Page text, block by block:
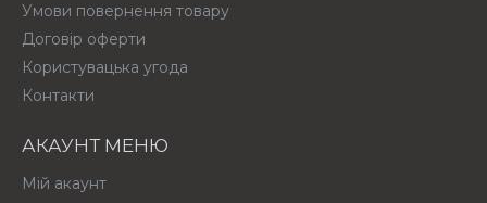
Умови повернення товару
Договір оферти
Користувацька угода
Контакти
АКАУНТ МЕНЮ
Мій акаунт